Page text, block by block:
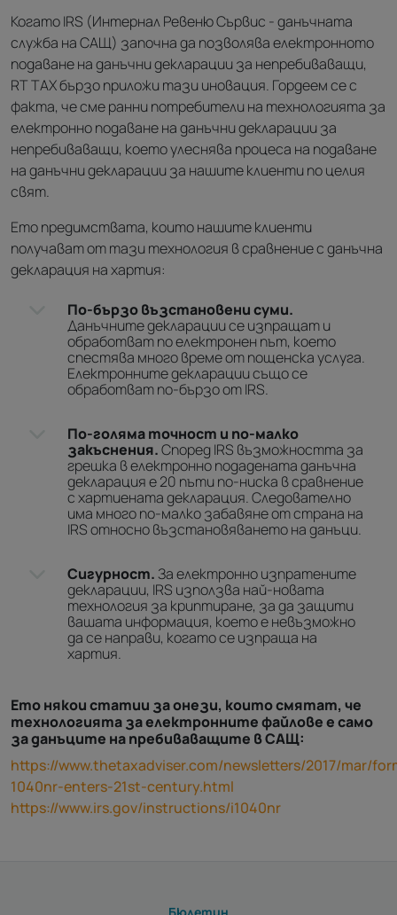
Когато IRS (Интернал Ревеню Сървис - данъчната
служба на САЩ) започна да позволява електронното
подаване на данъчни декларации за непребиваващи,
RT TAX бързо приложи тази иновация. Гордеем се с
факта, че сме ранни потребители на технологията за
електронно подаване на данъчни декларации за
непребиваващи, което улеснява процеса на подаване
на данъчни декларации за нашите клиенти по целия
свят.
Ето предимствата, които нашите клиенти
получават от тази технология в сравнение с данъчна
декларация на хартия:
По-бързо възстановени суми.
Данъчните декларации се изпращат и
обработват по електронен път, което
спестява много време от пощенска услуга.
Електронните декларации също се
обработват по-бързо от IRS.
По-голяма точност и по-малко
закъснения.Според IRS възможността за
грешка в електронно подадената данъчна
декларация е 20 пъти по-ниска в сравнение
с хартиената декларация. Следователно
има много по-малко забавяне от страна на
IRS относно възстановяването на данъци.
Сигурност. За електронно изпратените
декларации, IRS използва най-новата
технология за криптиране, за да защити
вашата информация, което е невъзможно
да се направи, когато се изпраща на
хартия.
Ето някои статии за онези, които смятат, че
технологията за електронните файлове е само
за данъците на пребиваващите в САЩ:
https://www.thetaxadviser.com/newsletters/2017/mar/
1040nr-enters-21st-century.html
https://www.irs.gov/instructions/i1040nr